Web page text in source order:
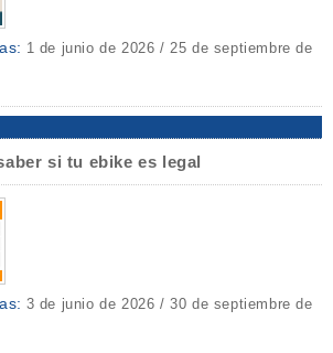
1 de junio de 2026 / 25 de septiembre de
si tu ebike es legal
3 de junio de 2026 / 30 de septiembre de